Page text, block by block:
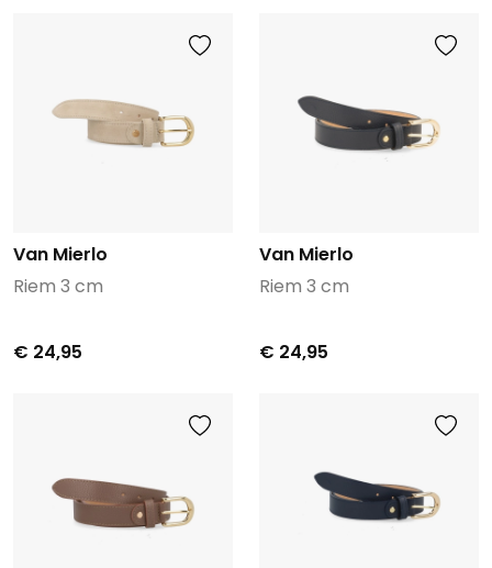
Van Mierlo
Riem 3 cm
€ 24,95
Van Mierlo
Riem 3 cm
€ 24,95